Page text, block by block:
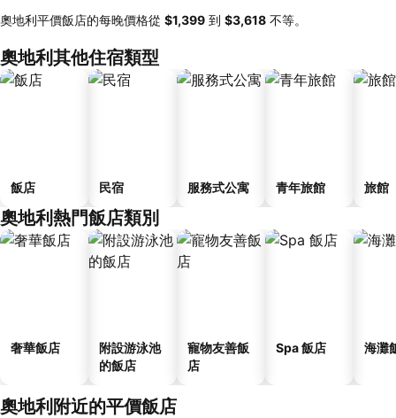
奧地利平價飯店的每晚價格從 ‎$1,399 到 ‎$3,618 不等。
奧地利其他住宿類型
飯店 民宿 服務式公寓 青年旅館 旅館
奧地利熱門飯店類別
奢華飯店
附設游泳池
的飯店
寵物友善飯
店
Spa 飯店 海灘
奧地利附近的平價飯店